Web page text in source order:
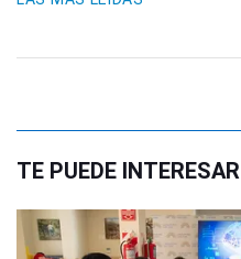
TE PUEDE INTERESAR